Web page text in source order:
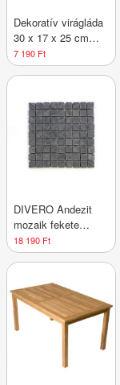
Dekoratív virágláda
30 x 17 x 25 cm
kék
7 190 Ft
DIVERO Andezit
mozaik fekete
csempe 1 m2
18 190 Ft